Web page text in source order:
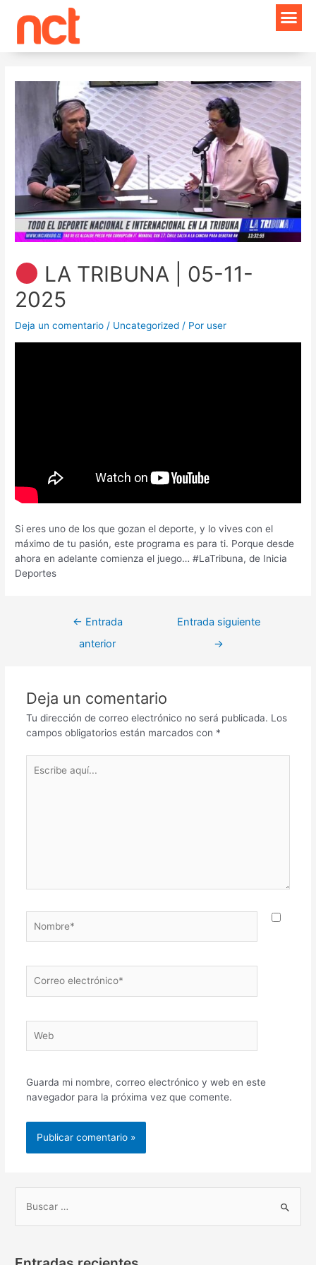
contenido
LA TRIBUNA | 05-11-
2025
Deja un comentario / Uncategorized / Por user
Si eres uno de los que gozan el deporte, y lo vives con el
máximo de tu pasión, este programa es para ti. Porque desde
ahora en adelante comienza el juego… #LaTribuna, de Inicia
Deportes
Navegación
de
entradas
← Entrada
anterior
Entrada siguiente
→
Deja un comentario
Tu dirección de correo electrónico no será publicada. Los
campos obligatorios están marcados con *
aquí...
electrónico*
Guarda mi nombre, correo electrónico y web en este
navegador para la próxima vez que comente.
u